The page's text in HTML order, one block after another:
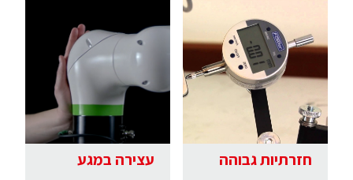
חזרתיות גבוהה עצירה במגע